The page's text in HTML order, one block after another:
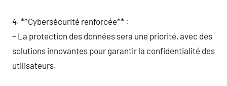
4. **Cybersécurité renforcée** :
– La protection des données sera une priorité, avec des
solutions innovantes pour garantir la confidentialité des
utilisateurs.